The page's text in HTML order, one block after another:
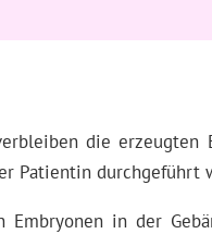
die erzeugten
Patientin durchgeführt
in der